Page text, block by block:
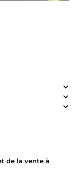
de la vente à